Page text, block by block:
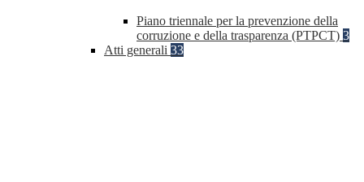
Piano triennale per la prevenzione della
corruzione e della trasparenza (PTPCT) 3
Atti generali 33